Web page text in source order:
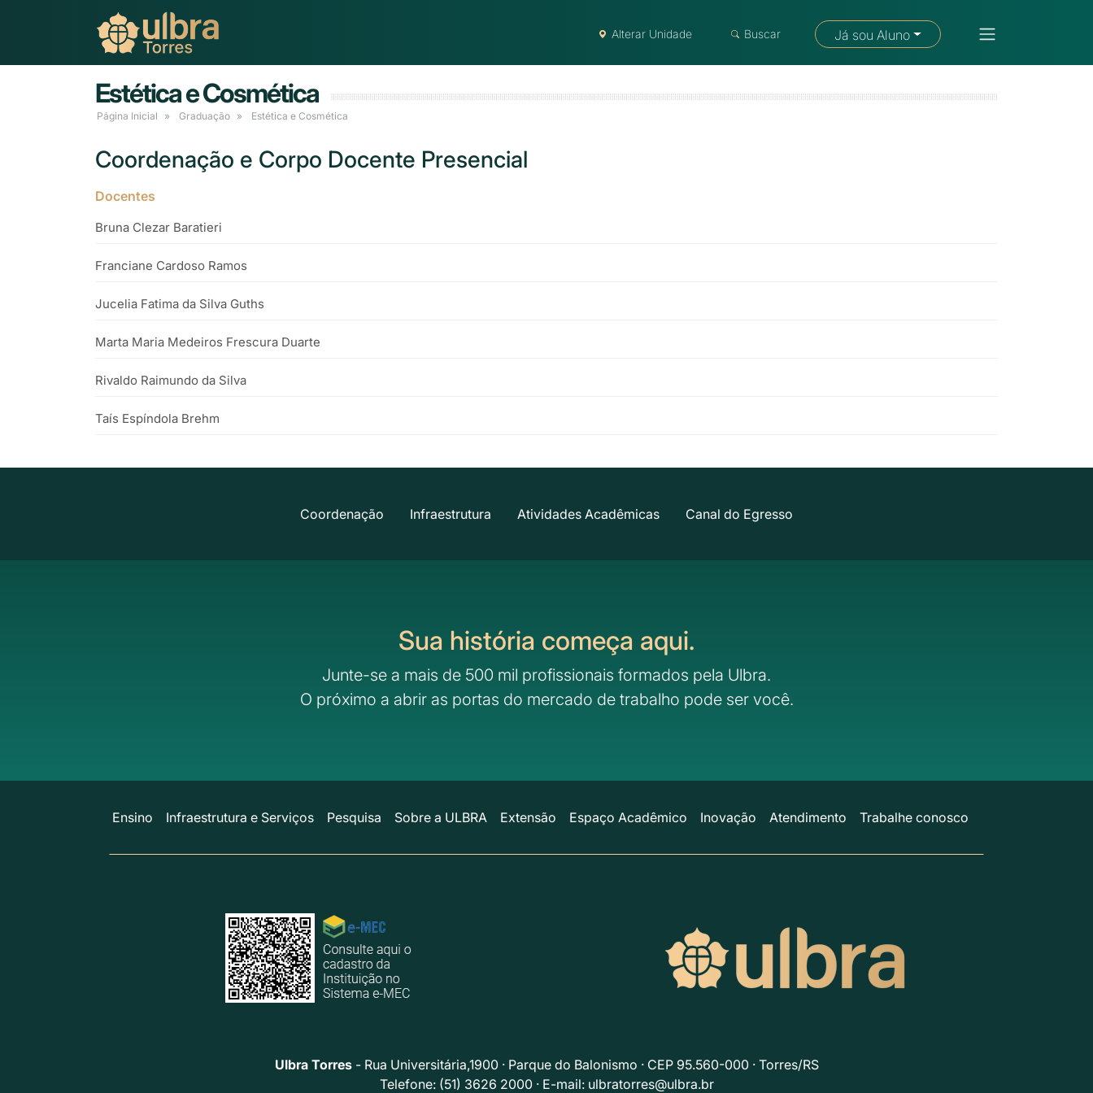
Fale com um consultor
Alterar Unidade Buscar Já sou Aluno
Estética e Cosmética
Página Inicial Graduação Estética e Cosmética
Coordenação e Corpo Docente Presencial
Docentes
Bruna Clezar Baratieri
Franciane Cardoso Ramos
Jucelia Fatima da Silva Guths
Marta Maria Medeiros Frescura Duarte
Rivaldo Raimundo da Silva
Taís Espíndola Brehm
Coordenação Infraestrutura Atividades Acadêmicas Canal do Egresso
Sua história começa aqui.
Junte-se a mais de 500 mil profissionais formados pela Ulbra.
O próximo a abrir as portas do mercado de trabalho pode ser você.
Ensino Infraestrutura e Serviços Pesquisa Sobre a ULBRA Extensão Espaço Acadêmico Inovação Atendimento Trabalhe conosco
Ulbra Torres- Rua Universitária,1900 · Parque do Balonismo · CEP 95.560-000 · Torres/RS
Telefone: (51) 3626 2000 · E-mail: ulbratorres@ulbra.br